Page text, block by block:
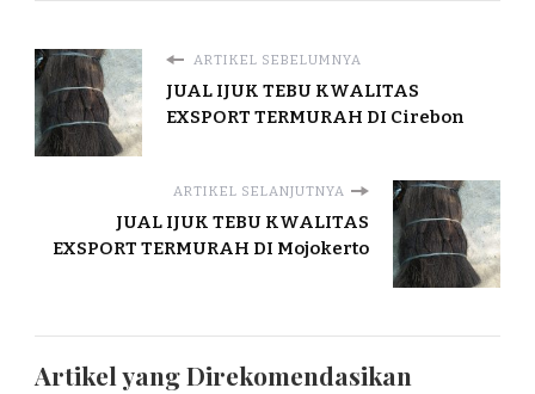
ARTIKEL SEBELUMNYA
JUAL IJUK TEBU KWALITAS
EXSPORT TERMURAH DI Cirebon
ARTIKEL SELANJUTNYA
JUAL IJUK TEBU KWALITAS
EXSPORT TERMURAH DI Mojokerto
Artikel yang Direkomendasikan